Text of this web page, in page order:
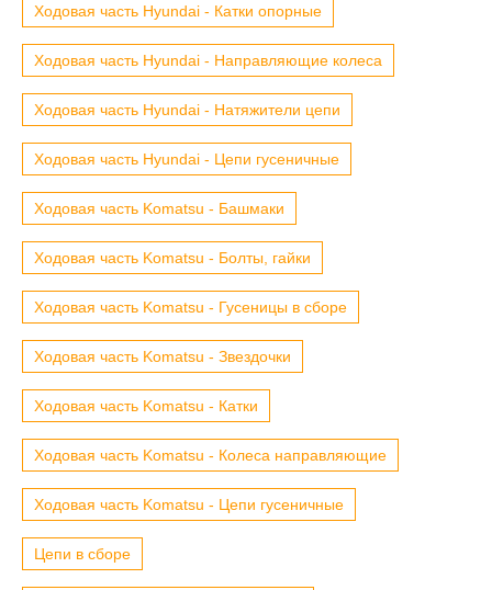
Ходовая часть Hyundai - Катки опорные
Ходовая часть Hyundai - Направляющие колеса
Ходовая часть Hyundai - Натяжители цепи
Ходовая часть Hyundai - Цепи гусеничные
Ходовая часть Komatsu - Башмаки
Ходовая часть Komatsu - Болты, гайки
Ходовая часть Komatsu - Гусеницы в сборе
Ходовая часть Komatsu - Звездочки
Ходовая часть Komatsu - Катки
Ходовая часть Komatsu - Колеса направляющие
Ходовая часть Komatsu - Цепи гусеничные
Цепи в сборе